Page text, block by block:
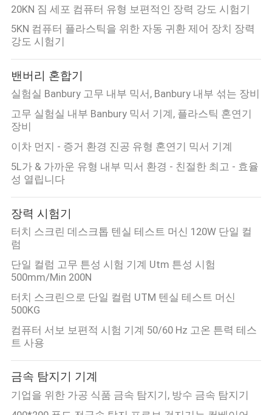
락
주
세
요
뉴
스
인
용
문
을
요
구
하
세
요
20KN 짐 세포 컴퓨터 유형 보편적인 장력 강도 시험기
5KN 컴퓨터 플라스틱을 위한 자동 귀환 제어 장치 장력
강도 시험기
밴버리 혼합기
실험실 Banbury 고무 내부 믹서, Banbury 내부 섞는 장비
고무 실험실 내부 Banbury 믹서 기계, 플라스틱 혼연기
장비
이차 먼지 - 증거 환경 진공 유형 혼연기 믹서 기계
5L가 & 가까운 유형 내부 믹서 환경 - 친절한 최고 - 효율
성 열립니다
장력 시험기
터치 스크린 데스크톱 텐실 테스트 머신 120W 단일 컬
럼
단일 컬럼 고무 튼성 시험 기계 Utm 튼성 시험
500mm/Min 200N
터치 스크린으로 단일 컬럼 UTM 텐실 테스트 머신
500KG
컴퓨터 서보 보편적 시험 기계 50/60 Hz 고온 튼력 테스
트 사용
금속 탐지기 기계
기업을 위한 가공 식품 금속 탐지기, 방수 금속 탐지기